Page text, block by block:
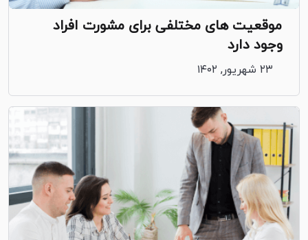
موقعیت های مختلفی برای مشورت افراد
وجود دارد
۲۳ شهریور, ۱۴۰۲